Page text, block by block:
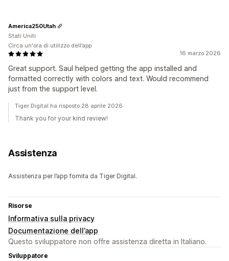
16 marzo 2026
Great support. Saul helped getting the app installed and
formatted correctly with colors and text. Would recommend
just from the support level.
America250Utah
Stati Uniti
Circa un'ora di utilizzo dell’app
Tiger Digital ha risposto 28 aprile 2026
Thank you for your kind review!
Assistenza
Assistenza per l’app fornita da Tiger Digital.
Risorse
Informativa sulla privacy
Documentazione dell’app
Questo sviluppatore non offre assistenza diretta in Italiano.
Sviluppatore